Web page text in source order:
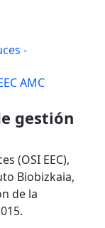
-
AMC
gestión
(OSI EEC),
Biobizkaia,
de la